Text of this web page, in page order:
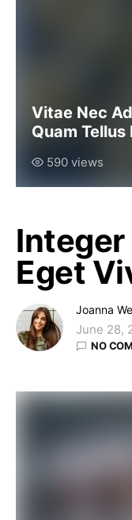
Vitae Nec
Quam
590 views
Eget
Joanna
June 28,
NO